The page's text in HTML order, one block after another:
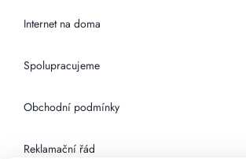
Internet na doma
Spolupracujeme
Obchodní podmínky
Reklamační řád